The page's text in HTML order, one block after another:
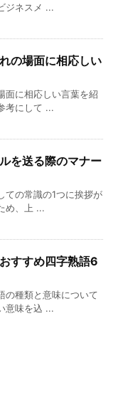
ジネスメ ...
の場面に相応しい
面に相応しい言葉を紹
考にして ...
を送る際のマナー
ての常識の1つに挨拶が
め、上 ...
すすめ四字熟語6
の種類と意味について
意味を込 ...